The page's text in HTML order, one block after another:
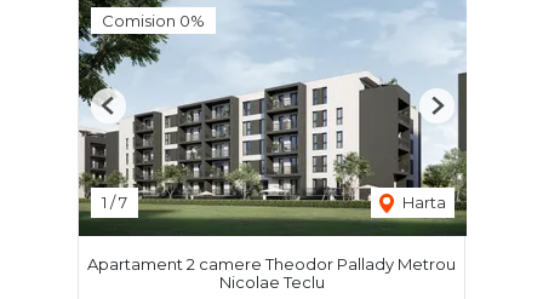
Comision 0%
1 /7 Harta
Previous Next
Apartament 2 camere Theodor Pallady Metrou
Nicolae Teclu